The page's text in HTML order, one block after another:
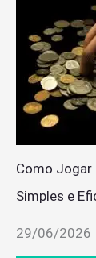
Como Jogar
Simples e
29/06/2026